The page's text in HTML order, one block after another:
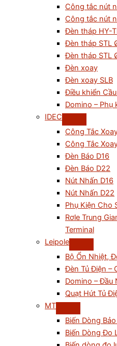
Công tắc nút
Công tắc nút
Đèn tháp HY-
Đèn tháp STL
Đèn tháp STL
Đèn xoay
Đèn xoay SLB
Điều khiển
Domino – Phụ
IDEC
Công Tắc
Công Tắc
Đèn Báo D16
Đèn Báo D22
Nút Nhấn D16
Nút Nhấn D22
Phụ Kiện Cho
Rơle Trung
Terminal
Leipole
Bộ Ổn Nhiệt,
Đèn Tủ Điện –
Domino – Đầu
Quạt Hút Tủ
MT
Biến Dòng
Biến Dòng Đo